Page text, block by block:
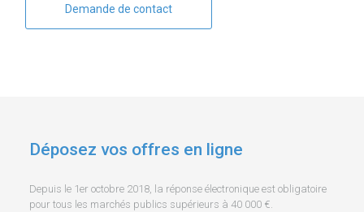
Demande de contact
Déposez vos offres en ligne
Depuis le 1er octobre 2018, la réponse électronique est obligatoire
pour tous les marchés publics supérieurs à 40 000 €.